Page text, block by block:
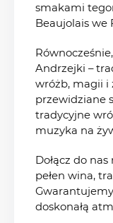
smakami
Beaujolais we
Andrzejki –
wróżb, magii i
przewidziane
tradycyjne
muzyka na
Dołącz do
pełen wina,
doskonałą